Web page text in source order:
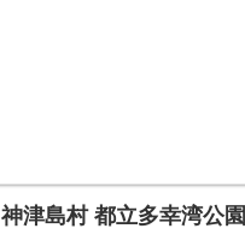
神津島村 都立多幸湾公